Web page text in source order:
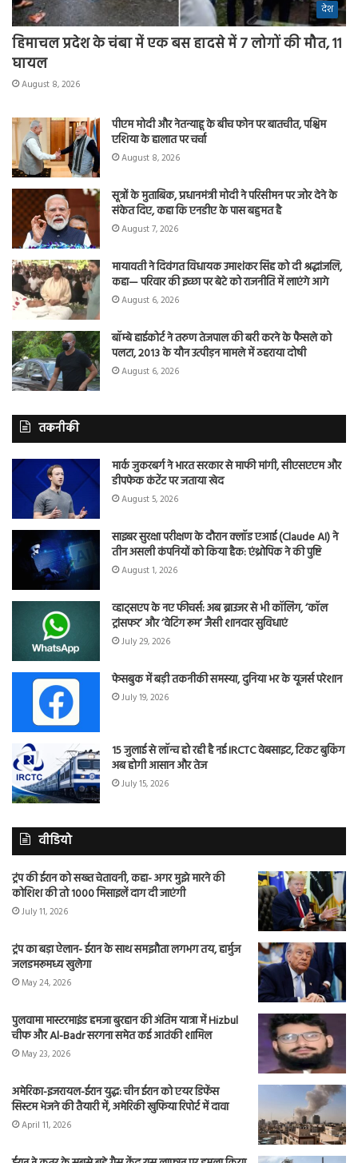
देश
हिमाचल प्रदेश के चंबा में एक बस हादसे में 7 लोगों की मौत, 11
घायल
August 8, 2026
पीएम मोदी और नेतन्याहू के बीच फोन पर बातचीत, पश्चिम
एशिया के हालात पर चर्चा
August 8, 2026
सूत्रों के मुताबिक, प्रधानमंत्री मोदी ने परिसीमन पर जोर देने के
संकेत दिए, कहा कि एनडीए के पास बहुमत है
August 7, 2026
मायावती ने दिवंगत विधायक उमाशंकर सिंह को दी श्रद्धांजलि,
कहा— परिवार की इच्छा पर बेटे को राजनीति में लाएंगे आगे
August 6, 2026
बॉम्बे हाईकोर्ट ने तरुण तेजपाल की बरी करने के फैसले को
पलटा, 2013 के यौन उत्पीड़न मामले में ठहराया दोषी
August 6, 2026
तकनीकी
मार्क जुकरबर्ग ने भारत सरकार से माफी मांगी, सीएसएएम और
डीपफेक कंटेंट पर जताया खेद
August 5, 2026
साइबर सुरक्षा परीक्षण के दौरान क्लॉड एआई (Claude AI) ने
तीन असली कंपनियों को किया हैक: एंथ्रोपिक ने की पुष्टि
August 1, 2026
व्हाट्सएप के नए फीचर्स: अब ब्राउजर से भी कॉलिंग, ‘कॉल
ट्रांसफर’ और ‘वेटिंग रूम’ जैसी शानदार सुविधाएं
July 29, 2026
फेसबुक में बड़ी तकनीकी समस्या, दुनिया भर के यूजर्स परेशान
July 19, 2026
15 जुलाई से लॉन्च हो रही है नई IRCTC वेबसाइट, टिकट बुकिंग
अब होगी आसान और तेज
July 15, 2026
वीडियो
ट्रंप की ईरान को सख्त चेतावनी, कहा- अगर मुझे मारने की
कोशिश की तो 1000 मिसाइलें दाग दी जाएंगी
July 11, 2026
ट्रंप का बड़ा ऐलान- ईरान के साथ समझौता लगभग तय, हार्मुज
जलडमरूमध्य खुलेगा
May 24, 2026
पुलवामा मास्टरमाइंड हमजा बुरहान की अंतिम यात्रा में Hizbul
चीफ और Al-Badr सरगना समेत कई आतंकी शामिल
May 23, 2026
अमेरिका-इजरायल-ईरान युद्ध: चीन ईरान को एयर डिफेंस
सिस्टम भेजने की तैयारी में, अमेरिकी खुफिया रिपोर्ट में दावा
April 11, 2026